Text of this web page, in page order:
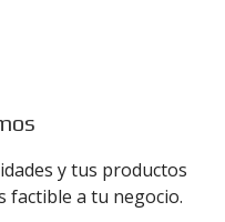
y tus productos
factible a tu negocio.